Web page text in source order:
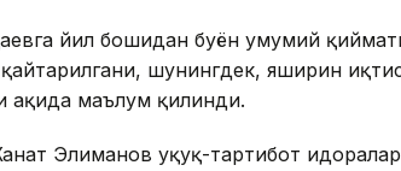
йил бошидан буён умумий
шунингдек, яширин
ҳақида маълум қилинди.
Элиманов ҳуқуқ-тартибот